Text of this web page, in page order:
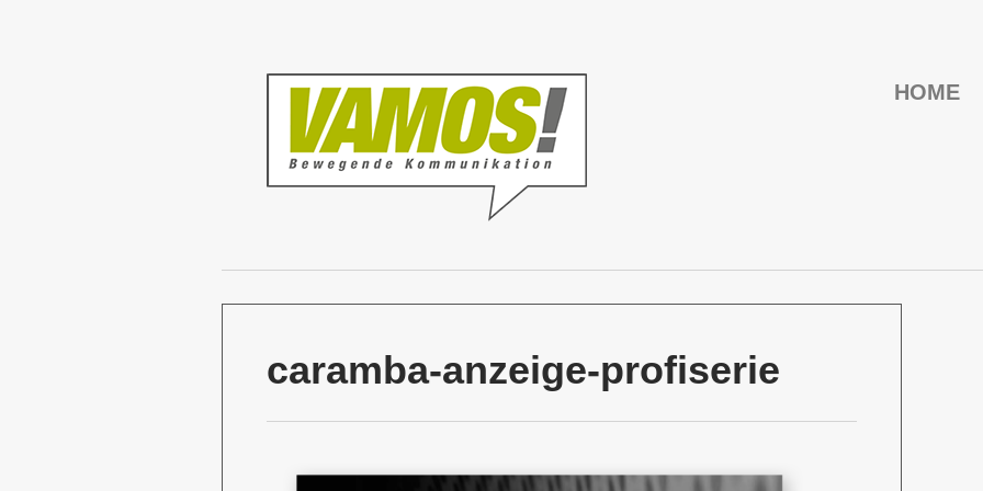
HOME
caramba-anzeige-profiserie